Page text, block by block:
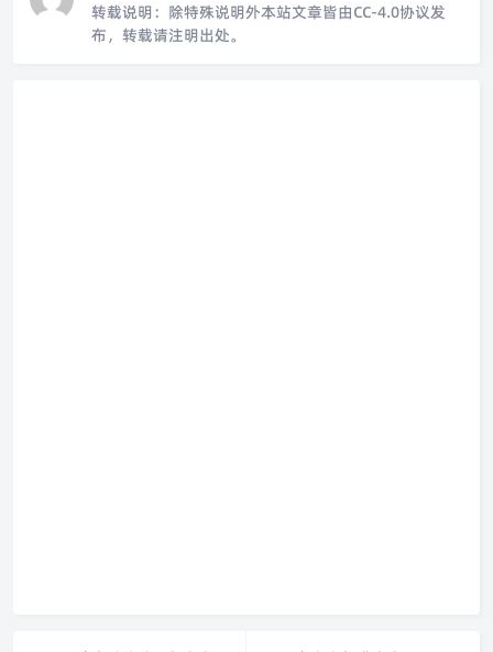
转载说明： 除特殊说明外本站文章皆由CC-4.0协议发
布，转载请注明出处。